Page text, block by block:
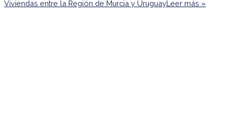
Viviendas entre la Región de Murcia y UruguayLeer más »